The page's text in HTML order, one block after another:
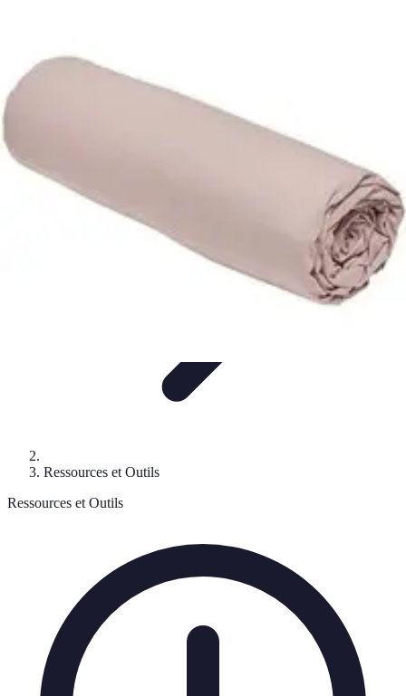
Restauration Meubles Anciens
Ressources et Outils
Ressources et Outils